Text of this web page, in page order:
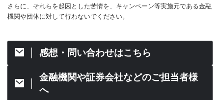
さらに、それらを起因とした苦情を、キャンペーン等実施元である金融
機関や団体に対して行わないでください。
感想・問い合わせはこちら
金融機関や証券会社などのご担当者様
へ